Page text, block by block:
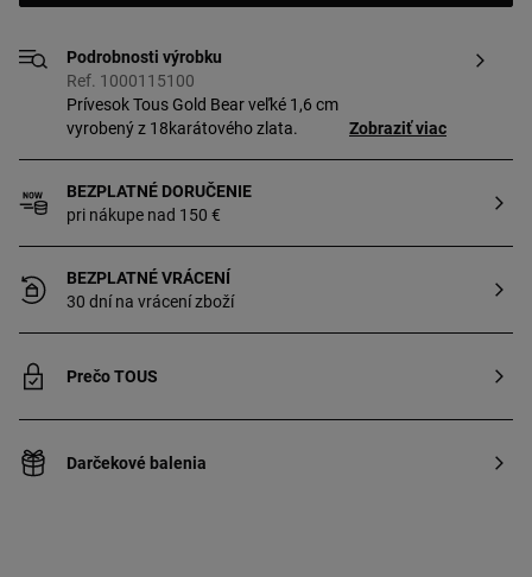
Podrobnosti výrobku
Ref. 1000115100
Prívesok Tous Gold Bear veľké 1,6 cm
vyrobený z 18karátového zlata.
Zobraziť viac
BEZPLATNÉ DORUČENIE
pri nákupe nad 150 €
BEZPLATNÉ VRÁCENÍ
30 dní na vrácení zboží
Prečo TOUS
Darčekové balenia